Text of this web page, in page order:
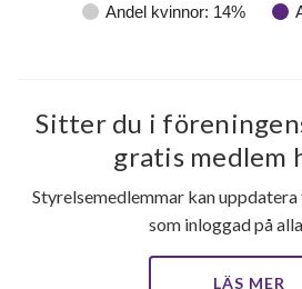
191
Andel kvinnor: 14%
Sitter du i
gratis medlem
Styrelsemedlemmar kan
som inloggad på
LÄS MER